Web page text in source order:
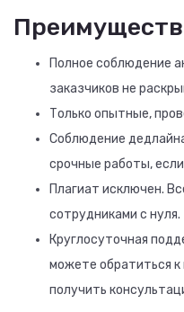
Полное соблюдение
заказчиков не
Только опытные,
Соблюдение
срочные работы,
Плагиат исключен.
сотрудниками с нуля.
Круглосуточная
можете обратиться
получить